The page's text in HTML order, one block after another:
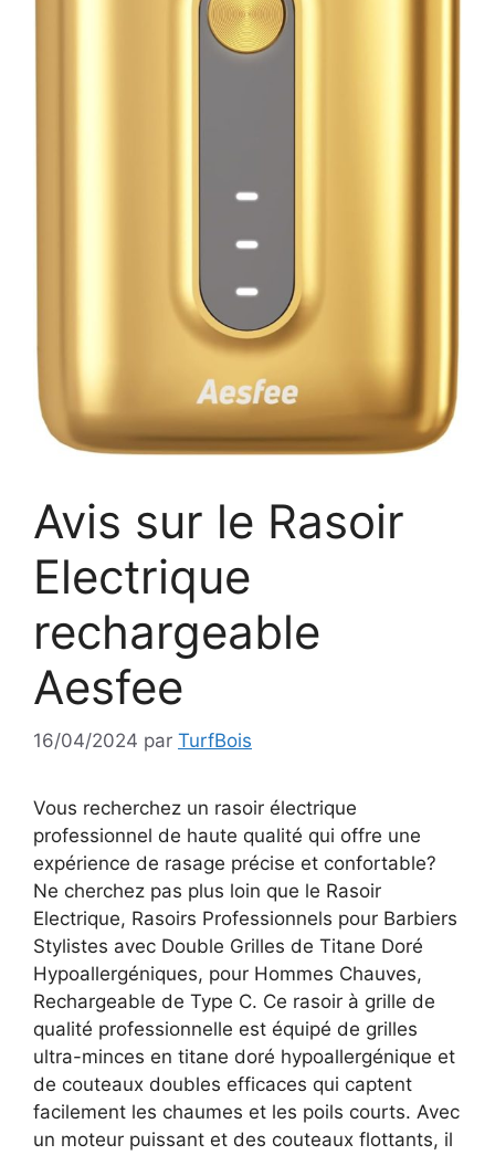
Avis sur le Rasoir
Electrique
rechargeable
Aesfee
16/04/2024 par TurfBois
Vous recherchez un rasoir électrique
professionnel de haute qualité qui offre une
expérience de rasage précise et confortable?
Ne cherchez pas plus loin que le Rasoir
Electrique, Rasoirs Professionnels pour Barbiers
Stylistes avec Double Grilles de Titane Doré
Hypoallergéniques, pour Hommes Chauves,
Rechargeable de Type C. Ce rasoir à grille de
qualité professionnelle est équipé de grilles
ultra-minces en titane doré hypoallergénique et
de couteaux doubles efficaces qui captent
facilement les chaumes et les poils courts. Avec
un moteur puissant et des couteaux flottants, il